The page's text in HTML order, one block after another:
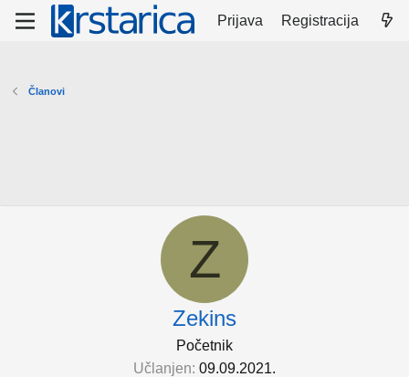
Prijava Registracija
Članovi
Z
Zekins
Početnik
Učlanjen 09.09.2021.